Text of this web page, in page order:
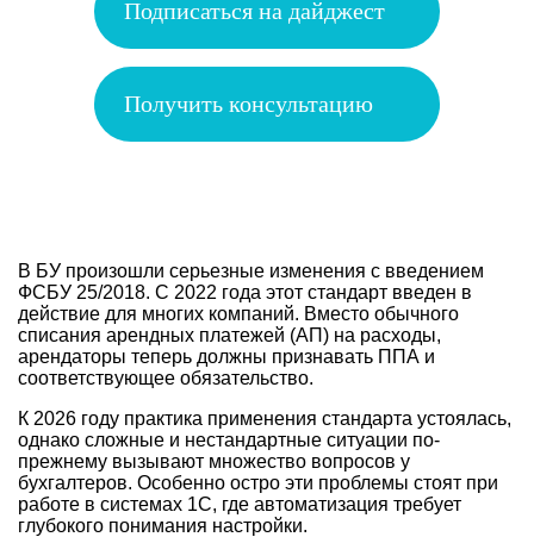
Подписаться на дайджест
Получить консультацию
В БУ произошли серьезные изменения с введением
ФСБУ 25/2018. С 2022 года этот стандарт введен в
действие для многих компаний. Вместо обычного
списания арендных платежей (АП) на расходы,
арендаторы теперь должны признавать ППА и
соответствующее обязательство.
К 2026 году практика применения стандарта устоялась,
однако сложные и нестандартные ситуации по-
прежнему вызывают множество вопросов у
бухгалтеров. Особенно остро эти проблемы стоят при
работе в системах 1С, где автоматизация требует
глубокого понимания настройки.